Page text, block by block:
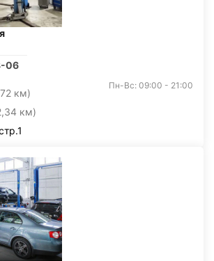
06
км)
км)
Пн-Вс: 09:00 - 21:00